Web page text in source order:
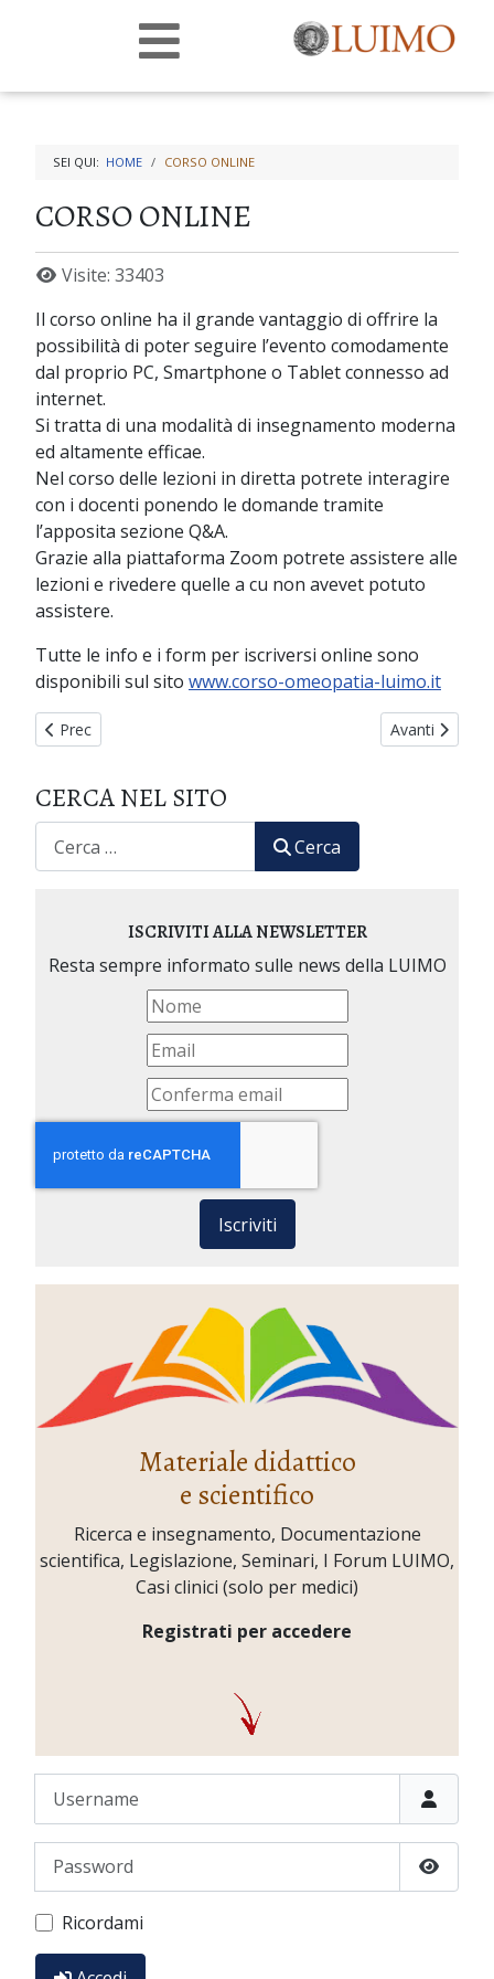
SEI QUI: HOME CORSO ONLINE
CORSO ONLINE
Visite: 33403
Il corso online ha il grande vantaggio di offrire la
possibilità di poter seguire l’evento comodamente
dal proprio PC, Smartphone o Tablet connesso ad
internet.
Si tratta di una modalità di insegnamento moderna
ed altamente efficae.
Nel corso delle lezioni in diretta potrete interagire
con i docenti ponendo le domande tramite
l’apposita sezione Q&A.
Grazie alla piattaforma Zoom potrete assistere alle
lezioni e rivedere quelle a cu non avevet potuto
assistere.
Tutte le info e i form per iscriversi online sono
disponibili sul sito www.corso-omeopatia-luimo.it
Articolo precedente: ATTESTATI
Prec Articolo
Avanti
CERCA NEL SITO
Cerca
ISCRIVITI ALLA NEWSLETTER
Resta sempre informato sulle news della LUIMO
Iscriviti
Materiale didattico
e scientifico
Ricerca e insegnamento, Documentazione
scientifica, Legislazione, Seminari, I Forum LUIMO,
Casi clinici (solo per medici)
Registrati per accedere
Password
Show
Ricordami